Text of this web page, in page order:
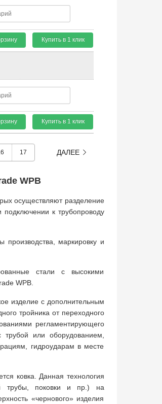
Купить в 1 клик
Купить в 1 клик
17 ДАЛЕЕ
WPB
осуществляют разделение
подключении к трубопроводу
производства, маркировку и
стали с высокими
WPB.
изделие с дополнительным
тройника от переходного
регламентирующего
или оборудованием,
гидроударам в месте
ковка. Данная технология
трубы, поковки и пр.) на
«чернового» изделия